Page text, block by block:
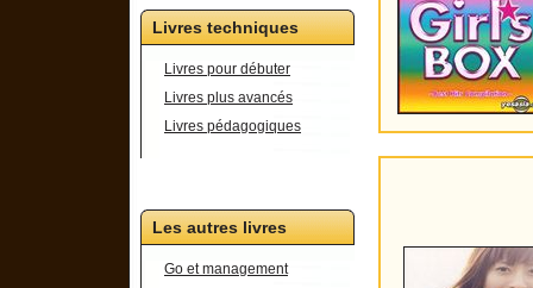
Livres techniques
Livres pour débuter
Livres plus avancés
Livres pédagogiques
Les autres livres
Go et management